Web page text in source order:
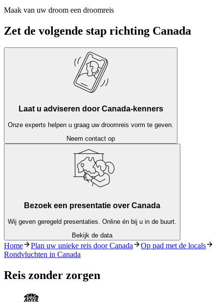
Maak van uw droom een droomreis
Zet de volgende stap richting Canada
Laat u adviseren door Canada-kenners
Onze experts helpen u graag uw droomreis vorm te geven.
Neem contact op
Bezoek een presentatie over Canada
Wij geven geregeld presentaties. Online én bij u in de buurt.
Bekijk de data
Home Plan uw unieke reis door Canada
Op pad met de locals
Rondvluchten in Canada
Reis zonder zorgen